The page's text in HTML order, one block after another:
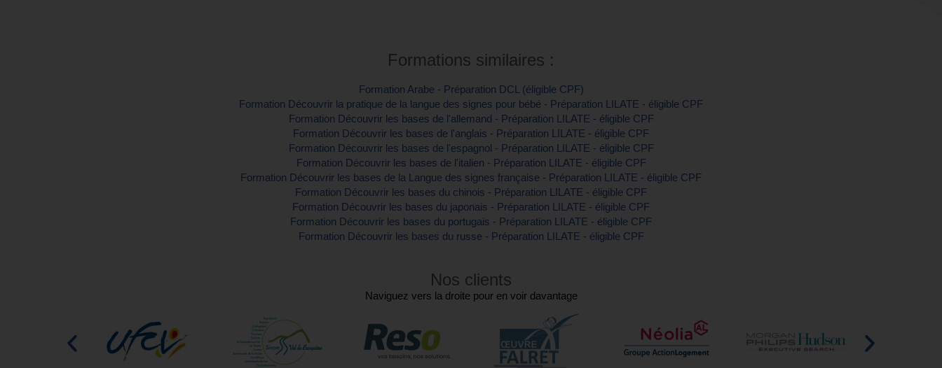
Formations similaires :
Formation Arabe - Préparation DCL (éligible CPF)
Formation Découvrir la pratique de la langue des signes pour bébé - Préparation LILATE - éligible CPF
Formation Découvrir les bases de l'allemand - Préparation LILATE - éligible CPF
Formation Découvrir les bases de l'anglais - Préparation LILATE - éligible CPF
Formation Découvrir les bases de l'espagnol - Préparation LILATE - éligible CPF
Formation Découvrir les bases de l'italien - Préparation LILATE - éligible CPF
Formation Découvrir les bases de la Langue des signes française - Préparation LILATE - éligible CPF
Formation Découvrir les bases du chinois - Préparation LILATE - éligible CPF
Formation Découvrir les bases du japonais - Préparation LILATE - éligible CPF
Formation Découvrir les bases du portugais - Préparation LILATE - éligible CPF
Formation Découvrir les bases du russe - Préparation LILATE - éligible CPF
Nos clients
Naviguez vers la droite pour en voir davantage